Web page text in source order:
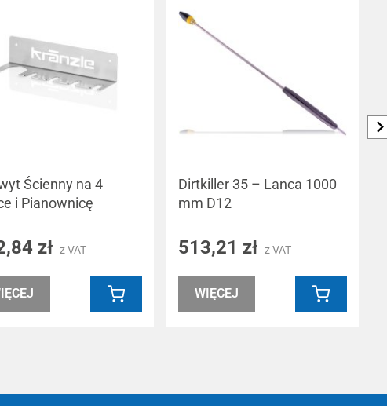
Ścienny na 4
i Pianownicę
zł z VAT
Dirtkiller 35 – Lanca 1000
mm D12
513,21 zł z VAT
WIĘCEJ